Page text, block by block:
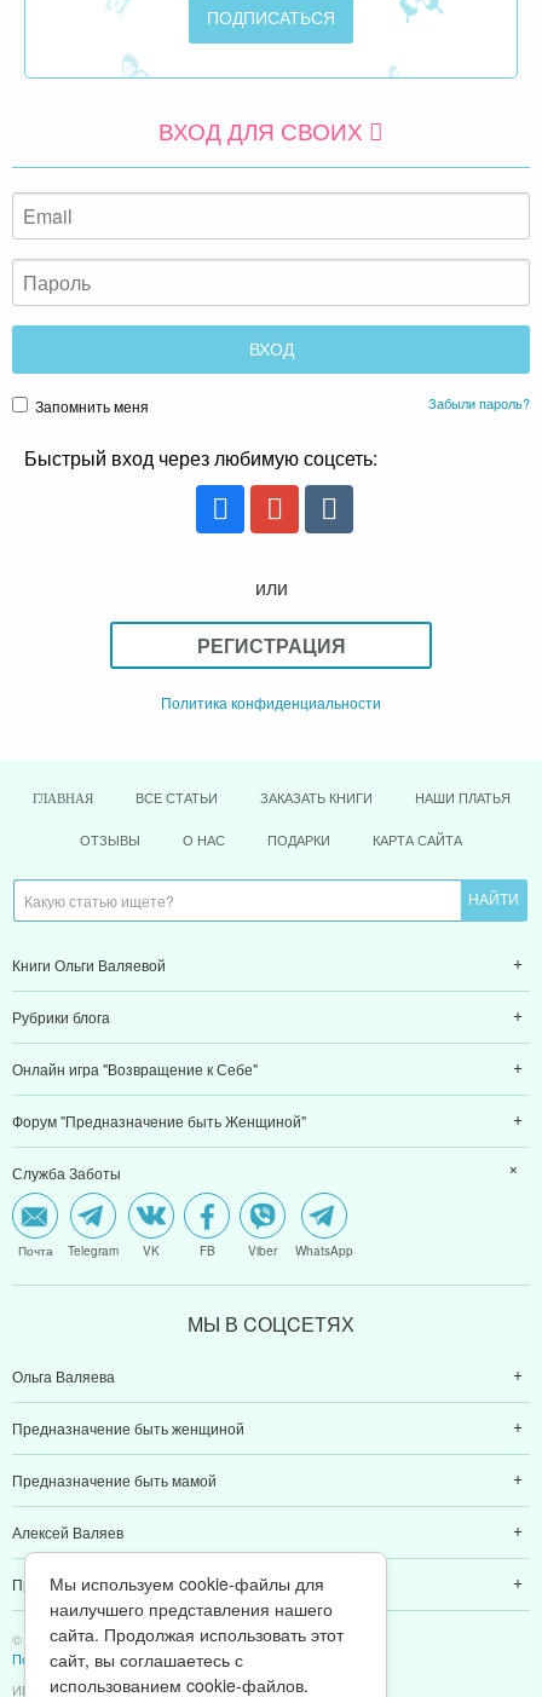
ВХОД ДЛЯ СВОИХ
Запомнить меня Забыли пароль?
Быстрый вход через любимую соцсеть:
или
РЕГИСТРАЦИЯ
Политика конфиденциальности
ГЛАВНАЯ ВСЕ СТАТЬИ ЗАКАЗАТЬ КНИГИ НАШИ ПЛАТЬЯ
ОТЗЫВЫ О НАС ПОДАРКИ КАРТА САЙТА
Книги Ольги Валяевой
Рубрики блога
Онлайн игра "Возвращение к Себе"
Форум "Предназначение быть Женщиной"
Служба Заботы
Почта Telegram VK FB Viber WhatsApp
МЫ В CОЦCЕТЯХ
Ольга Валяева
Предназначение быть женщиной
Предназначение быть мамой
Алексей Валяев
Предназначение быть папой
© 2011-2026 Предназначение быть Женщиной
Политика конфиденциальности
ИП Валяев А. В. | ИНН 380111808709
Мы используем cookie-файлы для
наилучшего представления нашего
сайта. Продолжая использовать этот
сайт, вы соглашаетесь с
использованием cookie-файлов.